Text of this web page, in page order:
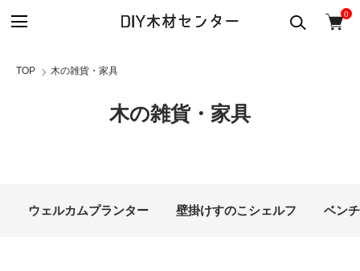
0
TOP 木の雑貨・家具
木の雑貨・家具
ウェルカムプランター 壁掛けすのこシェルフ ベンチ